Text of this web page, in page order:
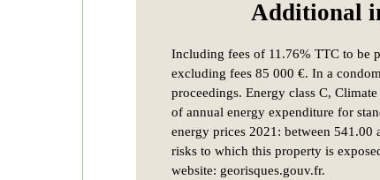
Additional
Including fees of 11.76% TTC to be
excluding fees 85 000 €. In a
proceedings. Energy class C,
of annual energy expenditure for
energy prices 2021: between
risks to which this property is
website: georisques.gouv.fr.